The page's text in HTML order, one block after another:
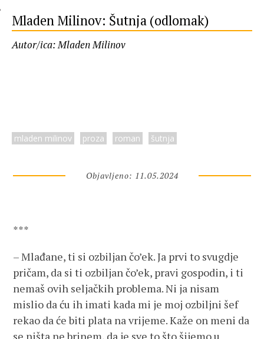
Mladen Milinov: Šutnja (odlomak)
Autor/ica: Mladen Milinov
mladen milinov proza roman šutnja
Objavljeno: 11.05.2024
***
– Mlađane, ti si ozbiljan čo’ek. Ja prvi to svugdje
pričam, da si ti ozbiljan čo’ek, pravi gospodin, i ti
nemaš ovih seljačkih problema. Ni ja nisam
mislio da ću ih imati kada mi je moj ozbiljni šef
rekao da će biti plata na vrijeme. Kaže on meni da
se ništa ne brinem, da je sve to što šijemo u